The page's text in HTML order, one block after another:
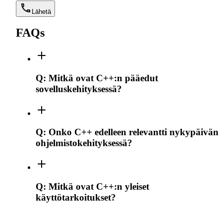
Lähetä
FAQs
Q: Mitkä ovat C++:n pääedut
sovelluskehityksessä?
Q: Onko C++ edelleen relevantti nykypäivän
ohjelmistokehityksessä?
Q: Mitkä ovat C++:n yleiset
käyttötarkoitukset?